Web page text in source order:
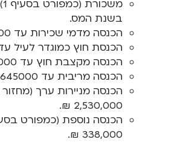
בשנת המס.
הכנסה מדמי שכירות עד 338,000 ₪.
הכנסת חוץ כמוגדר לעיל עד 338,000
הכנסה מקצבת חוץ עד 338,000 ₪.
הכנסה מריבית עד 645000 ₪.
הכנסה מניירות ערך
2,530,000 ₪.
338,000 ₪.